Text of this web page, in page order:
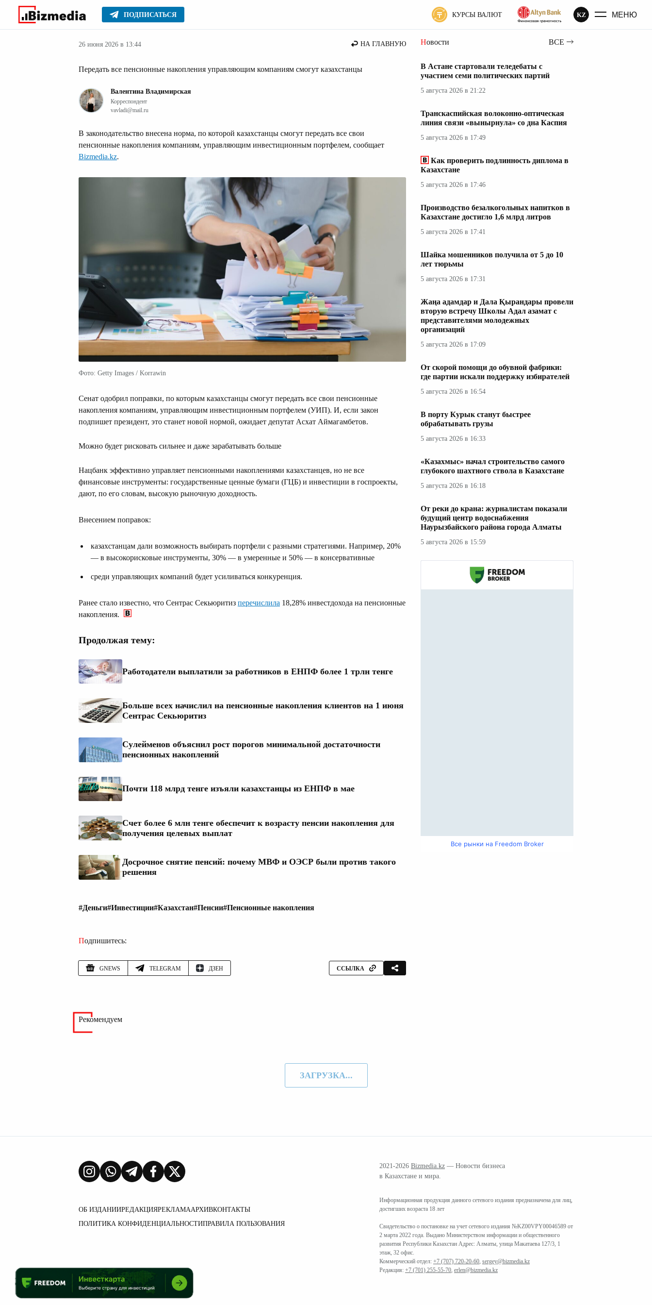
ПОДПИСАТЬСЯ КУРСЫ ВАЛЮТ KZ МЕНЮ
Главное Серьезное Деньги
26 июня 2026 в 13:44 НА ГЛАВНУЮ
Передать все пенсионные накопления управляющим компаниям смогут казахстанцы
Валентина Владимирская
Корреспондент
vavladi@mail.ru
В законодательство внесена норма, по которой казахстанцы смогут передать все свои
пенсионные накопления компаниям, управляющим инвестиционным портфелем, сообщает
Bizmedia.kz.
Фото: Getty Images / Korrawin
Сенат одобрил поправки, по которым казахстанцы смогут передать все свои пенсионные
накопления компаниям, управляющим инвестиционным портфелем (УИП). И, если закон
подпишет президент, это станет новой нормой, ожидает депутат Асхат Аймагамбетов.
Можно будет рисковать сильнее и даже зарабатывать больше
Нацбанк эффективно управляет пенсионными накоплениями казахстанцев, но не все
финансовые инструменты: государственные ценные бумаги (ГЦБ) и инвестиции в госпроекты,
дают, по его словам, высокую рыночную доходность.
Внесением поправок:
казахстанцам дали возможность выбирать портфели с разными стратегиями. Например, 20%
— в высокорисковые инструменты, 30% — в умеренные и 50% — в консервативные
среди управляющих компаний будет усиливаться конкуренция.
Ранее стало известно, что Сентрас Секьюритиз перечислила 18,28% инвестдохода на пенсионные
накопления.
Продолжая тему:
Работодатели выплатили за работников в ЕНПФ более 1 трлн тенге
Больше всех начислил на пенсионные накопления клиентов на 1 июня
Сентрас Секьюритиз
Сулейменов объяснил рост порогов минимальной достаточности
пенсионных накоплений
Почти 118 млрд тенге изъяли казахстанцы из ЕНПФ в мае
Счет более 6 млн тенге обеспечит к возрасту пенсии накопления для
получения целевых выплат
Досрочное снятие пенсий: почему МВФ и ОЭСР были против такого
решения
#Деньги#Инвестиции#Казахстан#Пенсии#Пенсионные накопления
Подпишитесь:
GNEWS TELEGRAM ДЗЕН ССЫЛКА
Новости ВСЕ
В Астане стартовали теледебаты с
участием семи политических партий
5 августа 2026 в 21:22
Транскаспийская волоконно-оптическая
линия связи «вынырнула» со дна Каспия
5 августа 2026 в 17:49
Как проверить подлинность диплома в
Казахстане
5 августа 2026 в 17:46
Производство безалкогольных напитков в
Казахстане достигло 1,6 млрд литров
5 августа 2026 в 17:41
Шайка мошенников получила от 5 до 10
лет тюрьмы
5 августа 2026 в 17:31
Жаңа адамдар и Дала Қырандары провели
вторую встречу Школы Адал азамат с
представителями молодежных
организаций
5 августа 2026 в 17:09
От скорой помощи до обувной фабрики:
где партии искали поддержку избирателей
5 августа 2026 в 16:54
В порту Курык станут быстрее
обрабатывать грузы
5 августа 2026 в 16:33
«Казахмыс» начал строительство самого
глубокого шахтного ствола в Казахстане
5 августа 2026 в 16:18
От реки до крана: журналистам показали
будущий центр водоснабжения
Наурызбайского района города Алматы
5 августа 2026 в 15:59
Все рынки на Freedom Broker
Рекомендуем
ЗАГРУЗКА...
ОБ ИЗДАНИИРЕДАКЦИЯРЕКЛАМААРХИВКОНТАКТЫ
ПОЛИТИКА КОНФИДЕНЦИАЛЬНОСТИПРАВИЛА ПОЛЬЗОВАНИЯ
2021-2026 Bizmedia.kz — Новости бизнеса
в Казахстане и мира.
Информационная продукция данного сетевого издания предназначена для лиц,
достигших возраста 18 лет
Свидетельство о постановке на учет сетевого издания №KZ00VPY00046589 от
2 марта 2022 года. Выдано Министерством информации и общественного
развития Республики Казахстан Адрес: Алматы, улица Макатаева 127/3, 1
этаж, 32 офис.
Коммерческий отдел: +7 (707) 720-20-60 sergey@bizmedia.kz
Редакция: +7 (701) 255-55-70 erlen@bizmedia.kz